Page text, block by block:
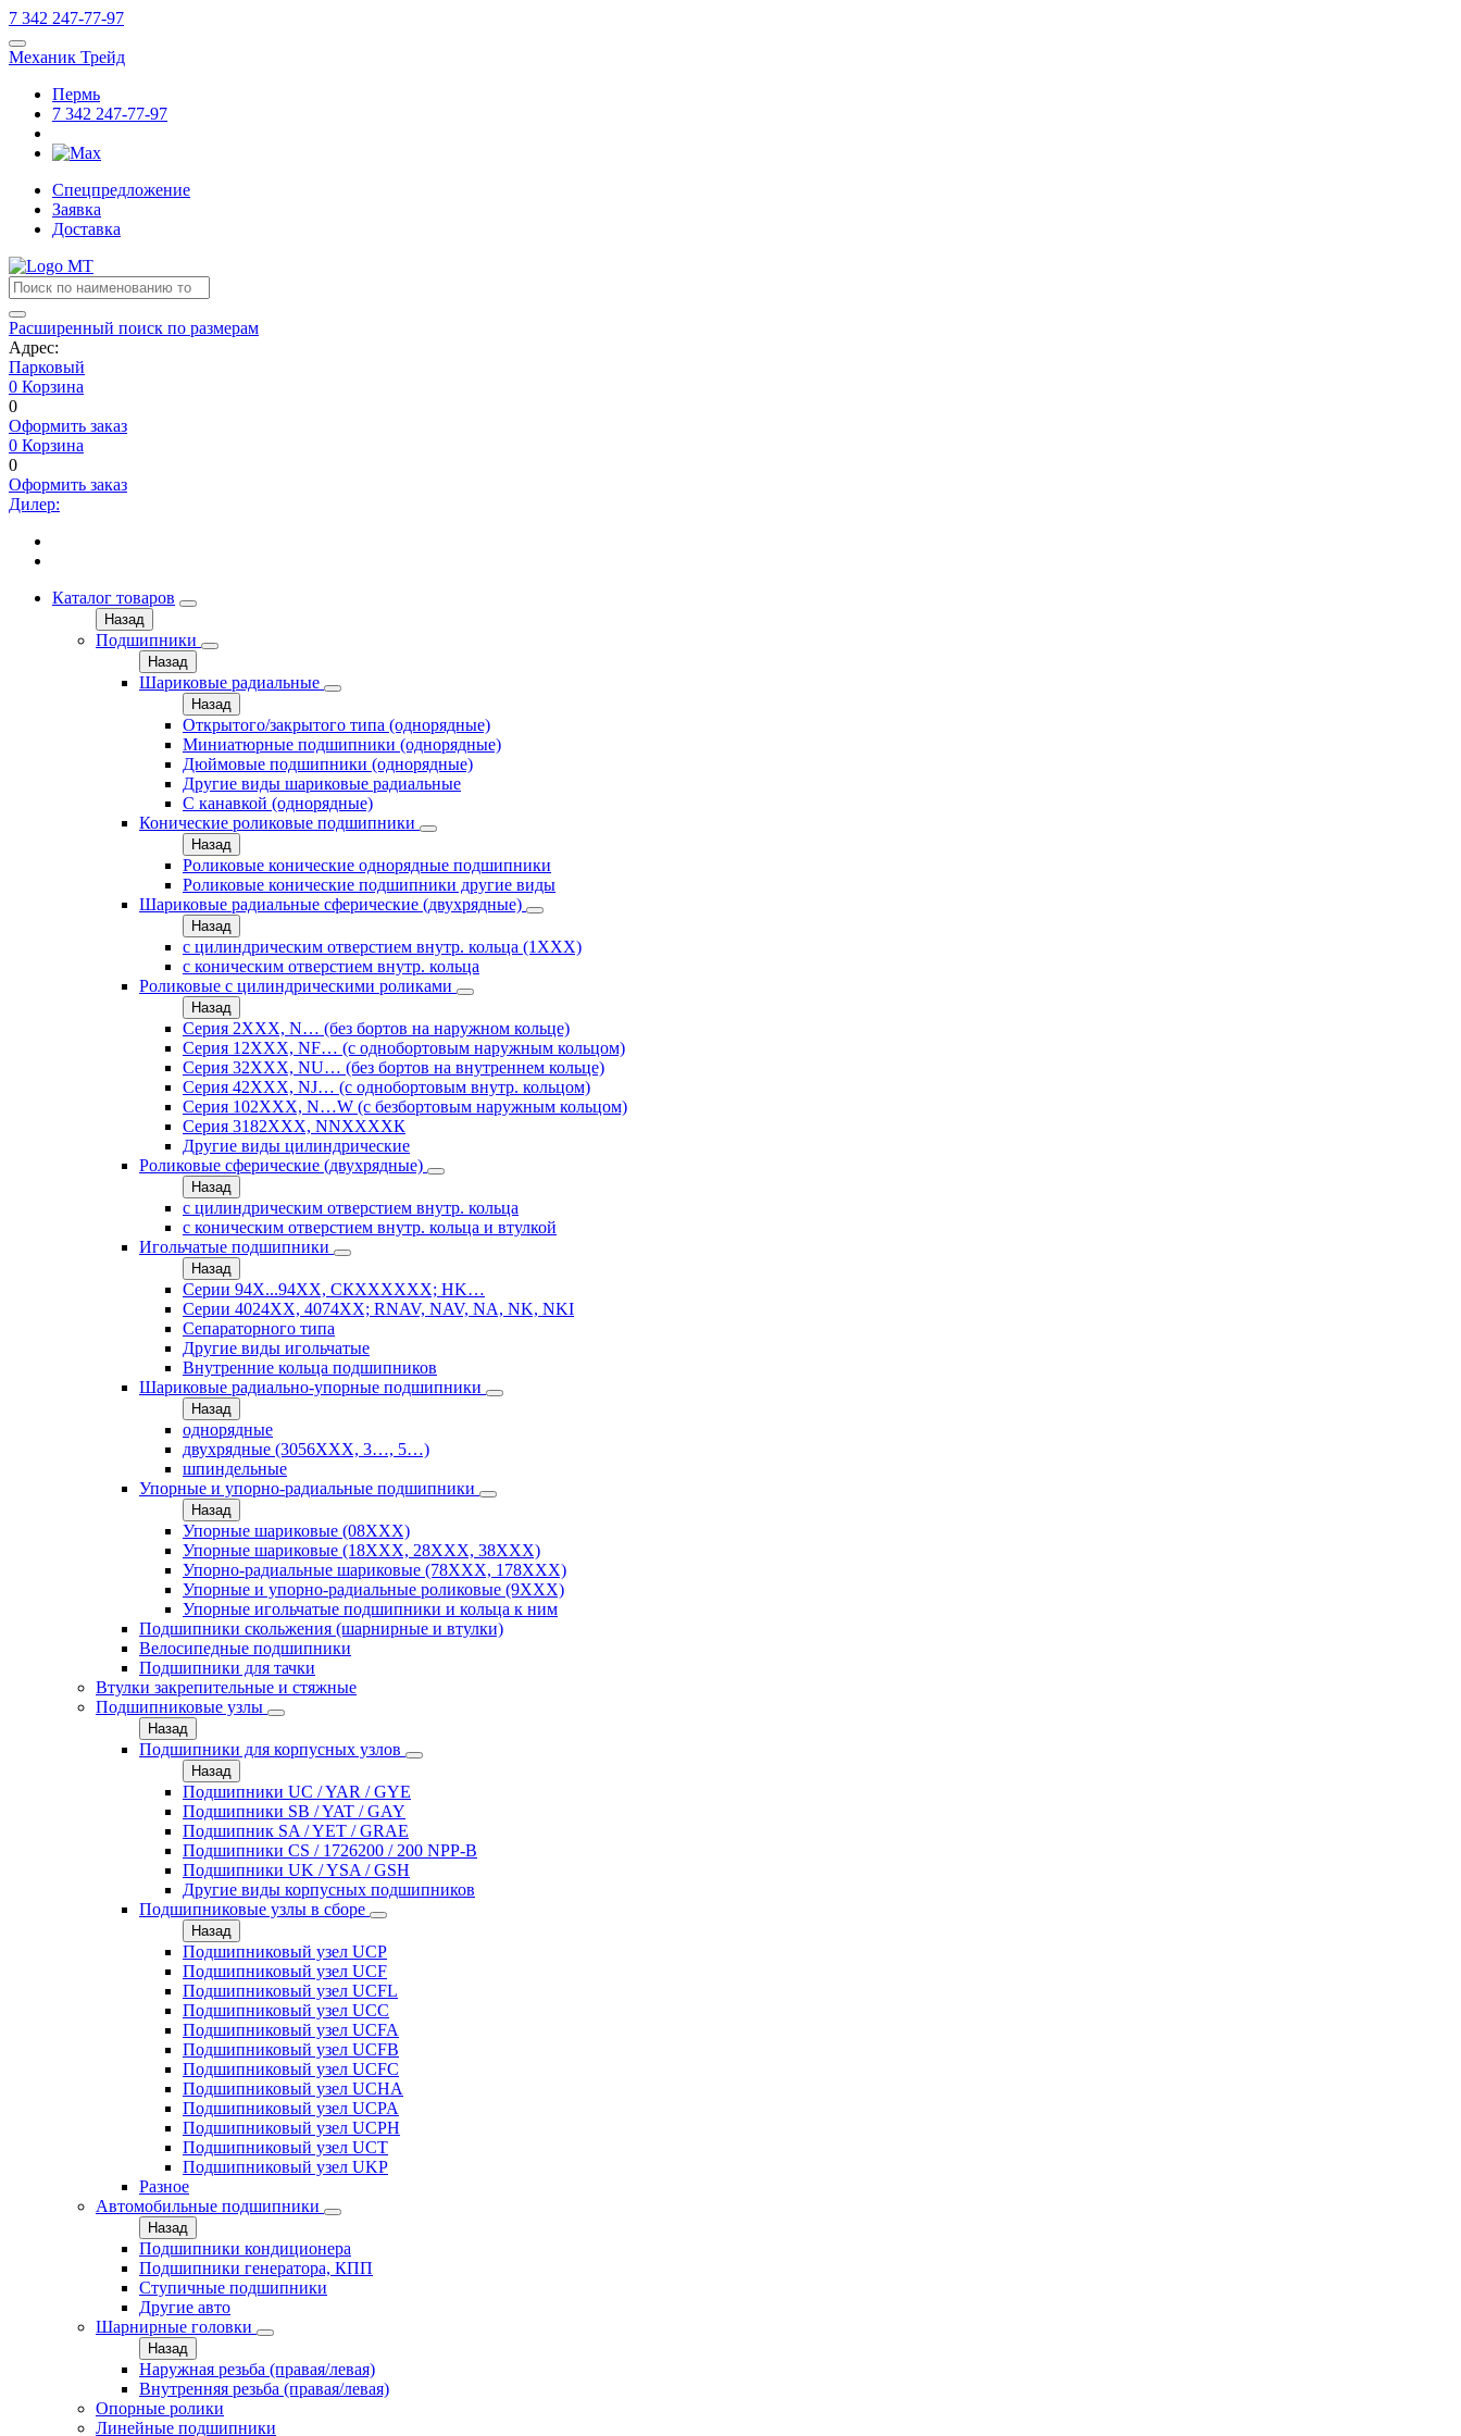
7 342 247-77-97
Механик Трейд
Пермь
7 342 247-77-97
Спецпредложение
Заявка
Доставка
Расширенный поиск по размерам
Адрес:
Парковый
0 Корзина
0
Оформить заказ
0 Корзина
0
Оформить заказ
Дилер:
Каталог товаров
Назад
Подшипники
Назад
Шариковые радиальные
Назад
Открытого/закрытого типа (однорядные)
Миниатюрные подшипники (однорядные)
Дюймовые подшипники (однорядные)
Другие виды шариковые радиальные
С канавкой (однорядные)
Конические роликовые подшипники
Назад
Роликовые конические однорядные подшипники
Роликовые конические подшипники другие виды
Шариковые радиальные сферические (двухрядные)
Назад
с цилиндрическим отверстием внутр. кольца (1ХХХ)
с коническим отверстием внутр. кольца
Роликовые с цилиндрическими роликами
Назад
Серия 2ХХХ, N… (без бортов на наружном кольце)
Серия 12ХХХ, NF… (с однобортовым наружным кольцом)
Серия 32ХХХ, NU… (без бортов на внутреннем кольце)
Серия 42ХХХ, NJ… (с однобортовым внутр. кольцом)
Серия 102ХХХ, N…W (с безбортовым наружным кольцом)
Серия 3182ХХХ, NNХХХХК
Другие виды цилиндрические
Роликовые сферические (двухрядные)
Назад
с цилиндрическим отверстием внутр. кольца
с коническим отверстием внутр. кольца и втулкой
Игольчатые подшипники
Назад
Серии 94Х...94ХХ, СКХХХХХХ; HK…
Серии 4024ХХ, 4074ХХ; RNAV, NAV, NA, NK, NKI
Сепараторного типа
Другие виды игольчатые
Внутренние кольца подшипников
Шариковые радиально-упорные подшипники
Назад
однорядные
двухрядные (3056ХХХ, 3…, 5…)
шпиндельные
Упорные и упорно-радиальные подшипники
Назад
Упорные шариковые (08XXX)
Упорные шариковые (18XXX, 28XXХ, 38ХХХ)
Упорно-радиальные шариковые (78XXX, 178ХХХ)
Упорные и упорно-радиальные роликовые (9ХХХ)
Упорные игольчатые подшипники и кольца к ним
Подшипники скольжения (шарнирные и втулки)
Велосипедные подшипники
Подшипники для тачки
Втулки закрепительные и стяжные
Подшипниковые узлы
Назад
Подшипники для корпусных узлов
Назад
Подшипники UC / YAR / GYE
Подшипники SB / YAT / GAY
Подшипник SA / YET / GRAE
Подшипники CS / 1726200 / 200 NPP-B
Подшипники UK / YSA / GSH
Другие виды корпусных подшипников
Подшипниковые узлы в сборе
Назад
Подшипниковый узел UCP
Подшипниковый узел UCF
Подшипниковый узел UCFL
Подшипниковый узел UCC
Подшипниковый узел UCFA
Подшипниковый узел UCFB
Подшипниковый узел UCFC
Подшипниковый узел UCHA
Подшипниковый узел UCPA
Подшипниковый узел UCPH
Подшипниковый узел UCT
Подшипниковый узел UKP
Разное
Автомобильные подшипники
Назад
Подшипники кондиционера
Подшипники генератора, КПП
Ступичные подшипники
Другие авто
Шарнирные головки
Назад
Наружная резьба (правая/левая)
Внутренняя резьба (правая/левая)
Опорные ролики
Линейные подшипники